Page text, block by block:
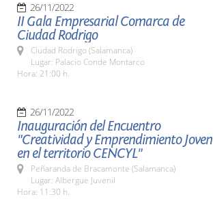
26/11/2022
II Gala Empresarial Comarca de
Ciudad Rodrigo
Ciudad Rodrigo (Salamanca)
Lugar: Palacio Conde Montarco
Hora: 21:00 h.
26/11/2022
Inauguración del Encuentro
"Creatividad y Emprendimiento Joven
en el territorio CENCYL"
Peñaranda de Bracamonte (Salamanca)
Lugar: Albergue Juvenil
Hora: 11:30 h.